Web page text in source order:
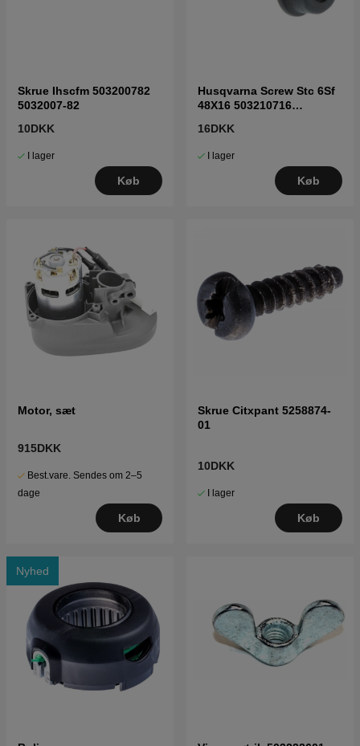
Skrue Ihscfm 503200782
5032007-82
10DKK
I lager
Køb
Husqvarna Screw Stc 6Sf
48X16 503210716
16DKK
I lager
Køb
Motor, sæt
915DKK
Best.vare. Sendes om 2–5
dage
Køb
Skrue Citxpant 5258874-
01
10DKK
I lager
Køb
Nyhed